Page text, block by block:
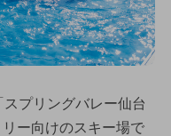
プリングバレー仙台
ー向けのスキー場で